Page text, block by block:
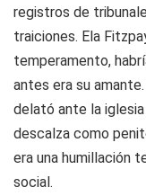
registros de
traiciones. Ela
temperamento,
antes era su
delató ante la
descalza como
era una humillación
social.